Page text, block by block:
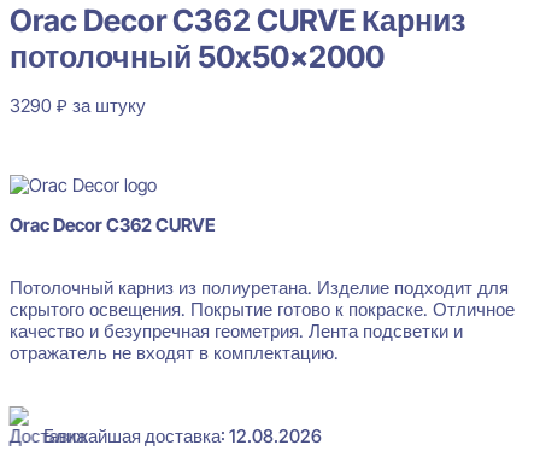
Orac Decor C362 CURVE Карниз
потолочный 50x50x2000
3290 ₽ за штуку
Orac Decor C362 CURVE
Потолочный карниз из полиуретана. Изделие подходит для
скрытого освещения. Покрытие готово к покраске. Отличное
качество и безупречная геометрия. Лента подсветки и
отражатель не входят в комплектацию.
Ближайшая доставка: 12.08.2026